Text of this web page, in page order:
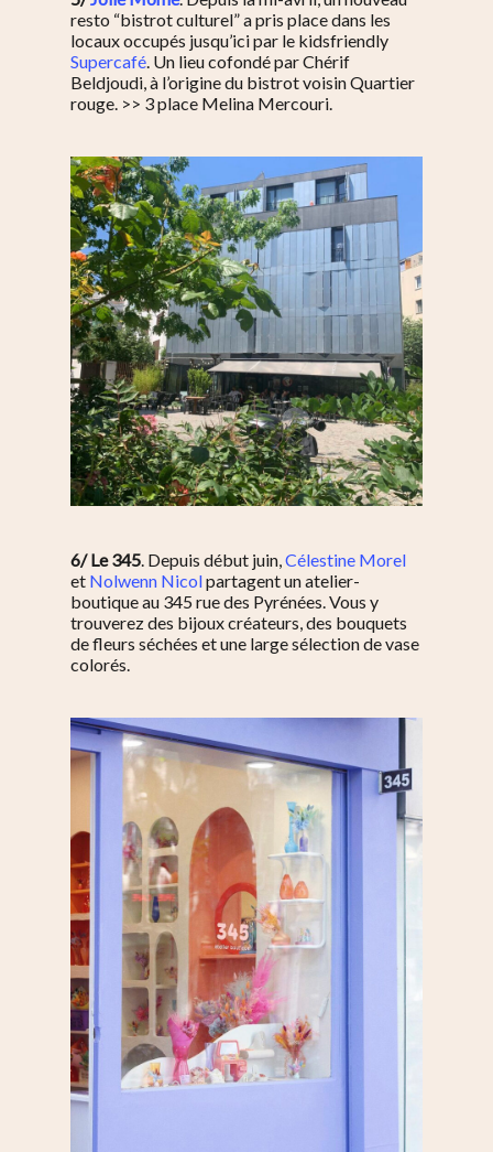
resto “bistrot culturel” a pris place dans les
locaux occupés jusqu’ici par le kidsfriendly
Supercafé . Un lieu cofondé par Chérif
Beldjoudi, à l’origine du bistrot voisin Quartier
rouge. >> 3 place Melina Mercouri.
6/ Le 345. Depuis début juin,Célestine Morel
et Nolwenn Nicolpartagent un atelier-
boutique au 345 rue des Pyrénées. Vous y
trouverez des bijoux créateurs, des bouquets
de fleurs séchées et une large sélection de vase
colorés.
S’informer
Au quotidien
Commerces
Histoire
Immobilier
Politique locale
Se régaler
Bars et cafés
Restos
Street food
Se bouger
Agenda
Balades
Culture
Enfants
Sport & bien-être
Par quartier
Belleville /
Jourdain
Pelleport / Saint-
Télégraphe
Père Lachaise /
Plaine Lagny
À propos
Nous Soutenir